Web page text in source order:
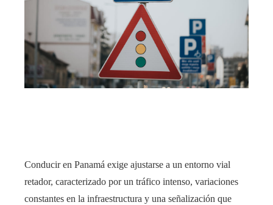
Conducir en Panamá exige ajustarse a un entorno vial
retador, caracterizado por un tráfico intenso, variaciones
constantes en la infraestructura y una señalización que